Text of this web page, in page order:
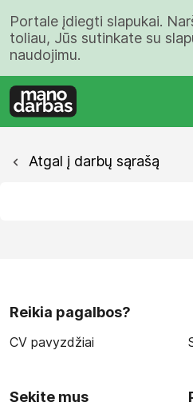
Portale įdiegti slapukai.
toliau, Jūs sutinkate su
naudojimu.
Atgal į darbų sąrašą
Reikia pagalbos?
CV pavyzdžiai
Sekite mus